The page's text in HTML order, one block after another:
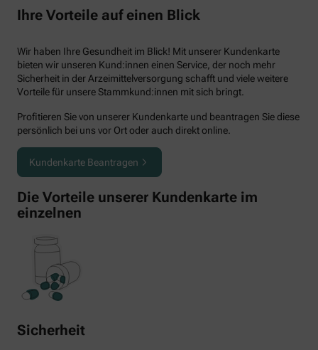
Ihre Vorteile auf einen Blick
Wir haben Ihre Gesundheit im Blick! Mit unserer Kundenkarte
bieten wir unseren Kund:innen einen Service, der noch mehr
Sicherheit in der Arzeimittelversorgung schafft und viele weitere
Vorteile für unsere Stammkund:innen mit sich bringt.
Profitieren Sie von unserer Kundenkarte und beantragen Sie diese
persönlich bei uns vor Ort oder auch direkt online.
Kundenkarte Beantragen
Die Vorteile unserer Kundenkarte im
einzelnen
Sicherheit